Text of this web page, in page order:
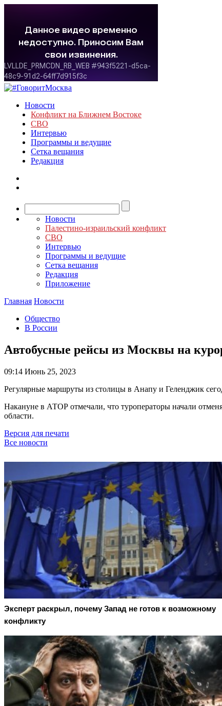
Новости
Конфликт на Ближнем Востоке
СВО
Интервью
Программы и ведущие
Сетка вещания
Редакция
Новости
Палестино-израильский конфликт
СВО
Интервью
Программы и ведущие
Сетка вещания
Редакция
Приложение
Главная Новости
Общество
В России
Автобусные рейсы из Москвы на
09:14 Июнь 25, 2023
Регулярные маршруты из столицы в Анапу и Геленджик
Накануне в АТОР отмечали, что туроператоры начали
области.
Версия для печати
Все новости
Эксперт раскрыл, почему Запад не готов к возможному
конфликту